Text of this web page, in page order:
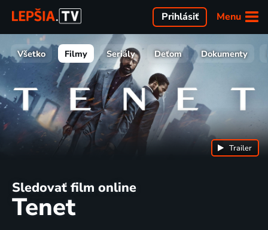
Menu
Prihlásiť
Všetko Filmy Seriály Deťom Dokumenty
Sledovať film online
Tenet
Trailer